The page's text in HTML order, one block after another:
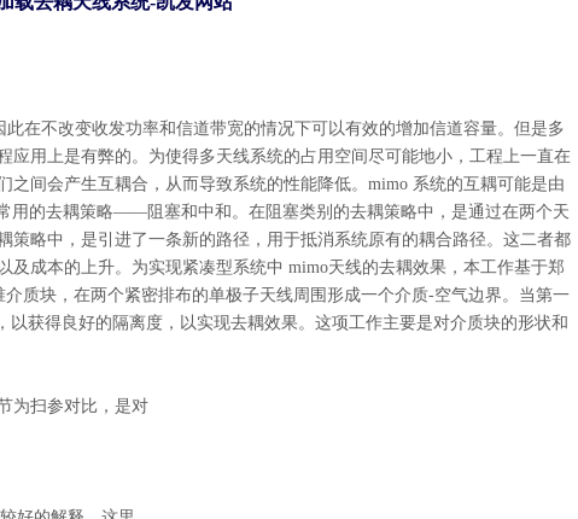
在不改变收发功率和信道带宽的情况下可以有效的增加信道容量。但是多
用上是有弊的。为使得多天线系统的占用空间尽可能地小，工程上一直在
间会产生互耦合，从而导致系统的性能降低。mimo 系统的互耦可能是由
用的去耦策略——阻塞和中和。在阻塞类别的去耦策略中，是通过在两个天
略中，是引进了一条新的路径，用于抵消系统原有的耦合路径。这二者都
成本的上升。为实现紧凑型系统中 mimo天线的去耦效果，本工作基于郑
质块，在两个紧密排布的单极子天线周围形成一个介质-空气边界。当第一
获得良好的隔离度，以实现去耦效果。这项工作主要是对介质块的形状和
为扫参对比，是对